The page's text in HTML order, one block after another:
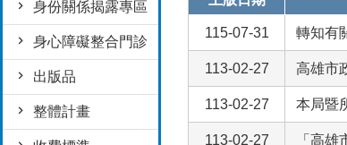
身份關係揭露專區
身心障礙整合門診
出版品
整體計畫
115-07-31 轉知有
113-02-27 高雄市
113-02-27 本局暨
113-02-27 「高